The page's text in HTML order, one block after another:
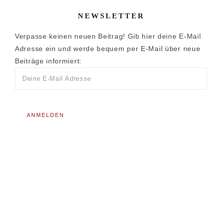
NEWSLETTER
Verpasse keinen neuen Beitrag! Gib hier deine E-Mail
Adresse ein und werde bequem per E-Mail über neue
Beiträge informiert: